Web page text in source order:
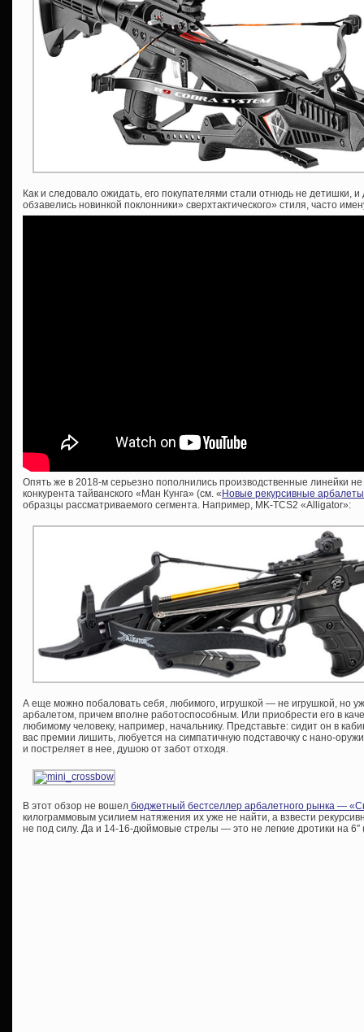
Как и следовало ожидать, его покупателями стали отнюдь не
обзавелись новинкой поклонники» сверхтактического» стиля, часто
Опять же в 2018-м серьезно пополнились производственные линейки
конкурента тайванского «Ман Кунга» (см. « Новые рекурсивные
образцы рассматриваемого сегмента. Например, MK-TCS2 «Alligator»:
А еще можно побаловать себя, любимого, игрушкой — не игрушкой, но
арбалетом, причем вполне работоспособным. Или приобрести его в
любимому человеку, например, начальнику. Представьте: сидит он в
вас премии лишить, любуется на симпатичную подставочку с нано-
и постреляет в нее, душою от забот отходя.
В этот обзор не вошел бюджетный бестселлер арбалетного рынка —
килограммовым усилием натяжения их уже не найти, а взвести
не под силу. Да и 14-16-дюймовые стрелы — это не легкие дротики на 6″